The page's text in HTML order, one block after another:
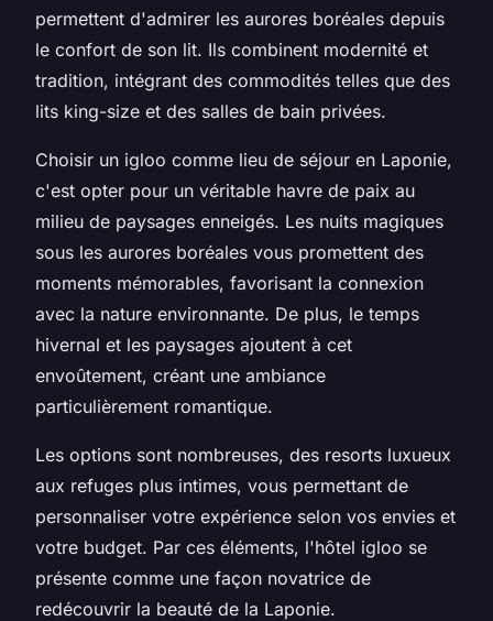
permettent d'admirer les aurores boréales depuis
le confort de son lit. Ils combinent modernité et
tradition, intégrant des commodités telles que des
lits king-size et des salles de bain privées.
Choisir un igloo comme lieu de séjour en Laponie,
c'est opter pour un véritable havre de paix au
milieu de paysages enneigés. Les nuits magiques
sous les aurores boréales vous promettent des
moments mémorables, favorisant la connexion
avec la nature environnante. De plus, le temps
hivernal et les paysages ajoutent à cet
envoûtement, créant une ambiance
particulièrement romantique.
Les options sont nombreuses, des resorts luxueux
aux refuges plus intimes, vous permettant de
personnaliser votre expérience selon vos envies et
votre budget. Par ces éléments, l'hôtel igloo se
présente comme une façon novatrice de
redécouvrir la beauté de la Laponie.